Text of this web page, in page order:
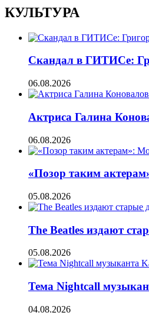
КУЛЬТУРА
Скандал в ГИТИСе:
06.08.2026
Актриса Галина
06.08.2026
«Позор таким
05.08.2026
The Beatles издают
05.08.2026
Тема Nightcall
04.08.2026